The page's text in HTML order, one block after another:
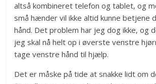
altså kombineret telefon og tablet, og
små hænder vil ikke altid kunne betjene
hånd. Det problem har jeg dog ikke, og
jeg skal nå helt op i øverste venstre
tage venstre hånd til hjælp.
Det er måske på tide at snakke lidt om